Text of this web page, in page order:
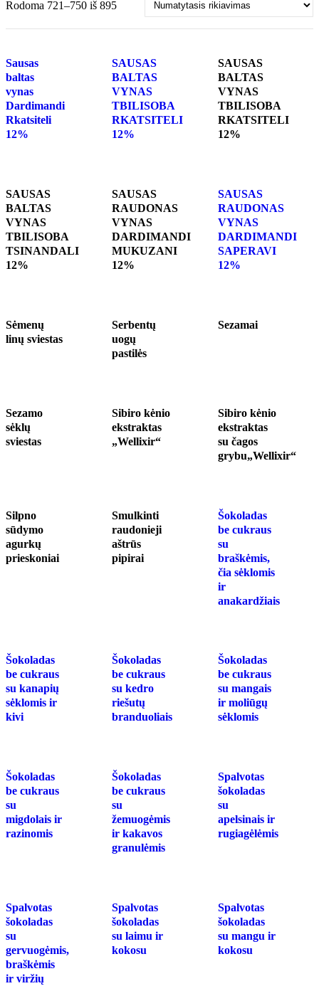
Rodoma 721–750 iš 895
Sausas
baltas
vynas
Dardimandi
Rkatsiteli
12%
SAUSAS
BALTAS
VYNAS
TBILISOBA
RKATSITELI
12%
SAUSAS
BALTAS
VYNAS
TBILISOBA
RKATSITELI
12%
SAUSAS
BALTAS
VYNAS
TBILISOBA
TSINANDALI
12%
SAUSAS
RAUDONAS
VYNAS
DARDIMANDI
MUKUZANI
12%
SAUSAS
RAUDONAS
VYNAS
DARDIMANDI
SAPERAVI
12%
Sėmenų
linų sviestas
Serbentų
uogų
pastilės
Sezamai
Sezamo
sėklų
sviestas
Sibiro kėnio
ekstraktas
„Wellixir“
Sibiro kėnio
ekstraktas
su čagos
grybu„Wellixir“
Silpno
sūdymo
agurkų
prieskoniai
Smulkinti
raudonieji
aštrūs
pipirai
Šokoladas
be cukraus
su
braškėmis,
čia sėklomis
ir
anakardžiais
Šokoladas
be cukraus
su kanapių
sėklomis ir
kivi
Šokoladas
be cukraus
su kedro
riešutų
branduoliais
Šokoladas
be cukraus
su mangais
ir moliūgų
sėklomis
Šokoladas
be cukraus
su
migdolais ir
razinomis
Šokoladas
be cukraus
su
žemuogėmis
ir kakavos
granulėmis
Spalvotas
šokoladas
su
apelsinais ir
rugiagėlėmis
Spalvotas
šokoladas
su
gervuogėmis,
braškėmis
ir viržių
Spalvotas
šokoladas
su laimu ir
kokosu
Spalvotas
šokoladas
su mangu ir
kokosu